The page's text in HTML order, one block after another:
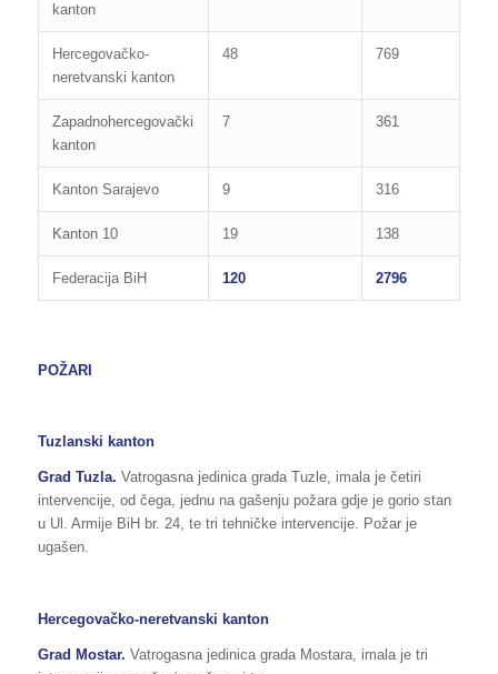
kanton
Hercegovačko-
neretvanski kanton
48 769
Zapadnohercegovački
kanton
7 361
Kanton Sarajevo 9 316
Kanton 10 19 138
Federacija BiH 120 2796
POŽARI
Tuzlanski kanton
Grad Tuzla. Vatrogasna jedinica grada Tuzle, imala je četiri
intervencije, od čega, jednu na gašenju požara gdje je gorio stan
u Ul. Armije BiH br. 24, te tri tehničke intervencije. Požar je
ugašen.
Hercegovačko-neretvanski kanton
Grad Mostar. Vatrogasna jedinica grada Mostara, imala je tri